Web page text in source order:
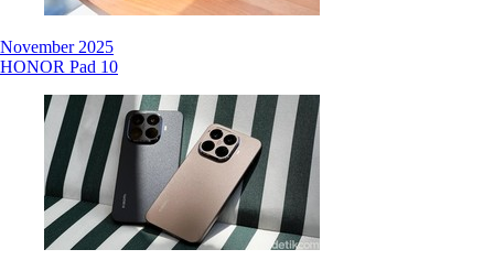
November 2025
HONOR Pad 10